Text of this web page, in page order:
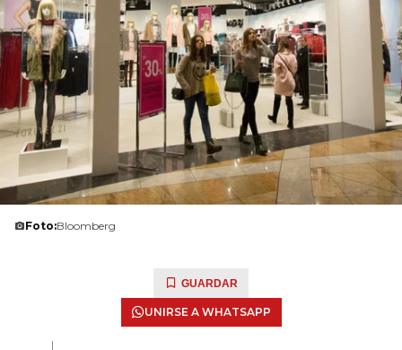
Foto:Bloomberg
GUARDAR
UNIRSE A WHATSAPP